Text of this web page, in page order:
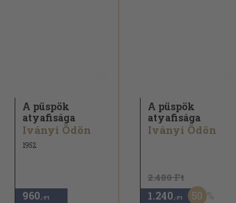
A püspök
atyafisága
Iványi Ödön
1952
960 ,-Ft
A püspök
atyafisága
Iványi Ödön
2.480 Ft
1.240 ,-Ft 50